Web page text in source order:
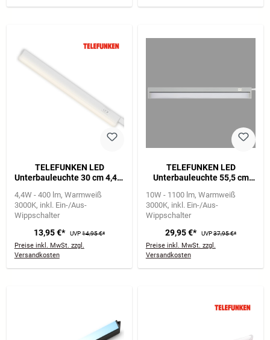
TELEFUNKEN LED
Unterbauleuchte 30 cm 4,4W
4,4W - 400 lm Warmweiß
3000K inkl. Ein-/Aus-
Wippschalter
13,95 €* UVP14,95 €*
Preise inkl. MwSt. zzgl.
Versandkosten
TELEFUNKEN LED
Unterbauleuchte 55,5 cm
10W - 1100 lm Warmweiß
3000K inkl. Ein-/Aus-
Wippschalter
29,95 €* UVP37,95 €*
Preise inkl. MwSt. zzgl.
Versandkosten